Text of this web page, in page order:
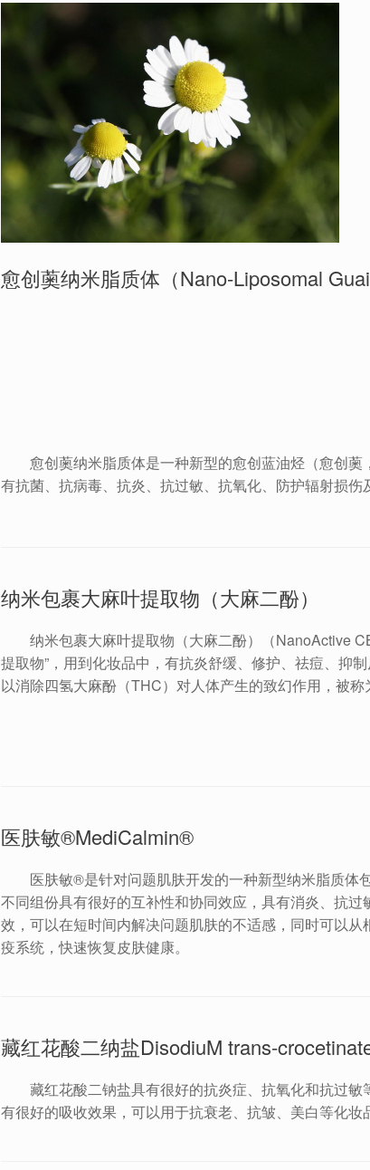
愈创薁纳米脂质体（Nano-Liposomal
愈创薁纳米脂质体是一种新型的愈创蓝油烃（愈创
有抗菌、抗病毒、抗炎、抗过敏、抗氧化、防护辐射损伤
纳米包裹大麻叶提取物（大麻二酚）
纳米包裹大麻叶提取物（大麻二酚）（NanoActive
提取物”，用到化妆品中，有抗炎舒缓、修护、祛痘、抑
以消除四氢大麻酚（THC）对人体产生的致幻作用，被称
医肤敏®MediCalmin®
医肤敏®是针对问题肌肤开发的一种新型纳米脂质体
不同组份具有很好的互补性和协同效应，具有消炎、抗
效，可以在短时间内解决问题肌肤的不适感，同时可以
疫系统，快速恢复皮肤健康。
藏红花酸二纳盐DisodiuM trans-
藏红花酸二钠盐具有很好的抗炎症、抗氧化和抗过
有很好的吸收效果，可以用于抗衰老、抗皱、美白等化妆